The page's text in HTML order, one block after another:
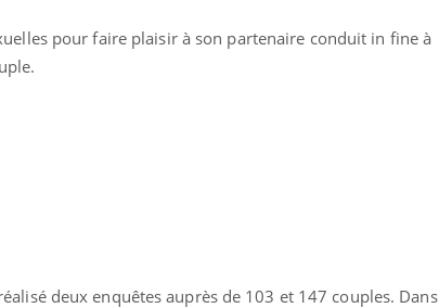
pour faire plaisir à son partenaire conduit in fine à
deux enquêtes auprès de 103 et 147 couples. Dans
osait en parler?? Youtube